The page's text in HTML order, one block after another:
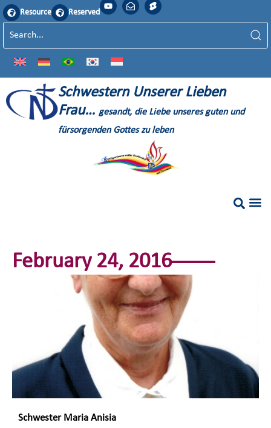
Resource Reserved
Schwestern Unserer Lieben
Frau… gesandt, die Liebe unseres guten und
fürsorgenden Gottes zu leben
February 24, 2016
Schwester Maria Anisia